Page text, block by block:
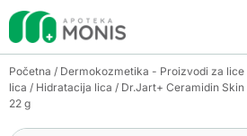
Početna / Dermokozmetika - Proizvodi za lice
lica / Hidratacija lica / Dr.Jart+ Ceramidin
22 g